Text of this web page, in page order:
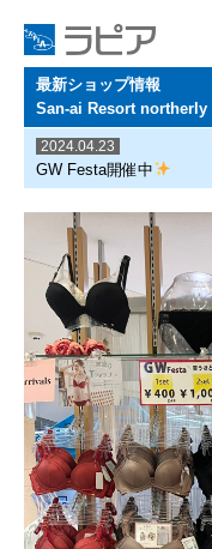
最新ショップ情報
San-ai Resort northerly
2024.04.23
GW Festa開催中